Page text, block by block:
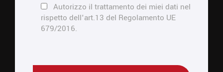
Autorizzo il trattamento dei miei dati nel
rispetto dell'art.13 del Regolamento UE
679/2016.